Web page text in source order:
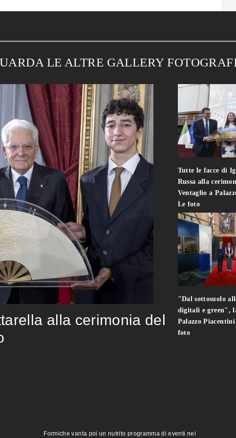
LE ALTRE GALLERY
alla cerimonia del
Tutte le facce di
Russa alla
Ventaglio a
Le foto
"Dal sottosuolo
digitali e green",
Palazzo
foto
Formiche vanta poi un nutrito programma di eventi nei